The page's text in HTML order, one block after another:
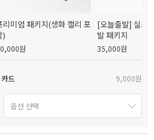
리미엄 패키지(생화 캘리 포
)
원
[오늘출발] 실크
발 패키지
35,000원
드 9,000원